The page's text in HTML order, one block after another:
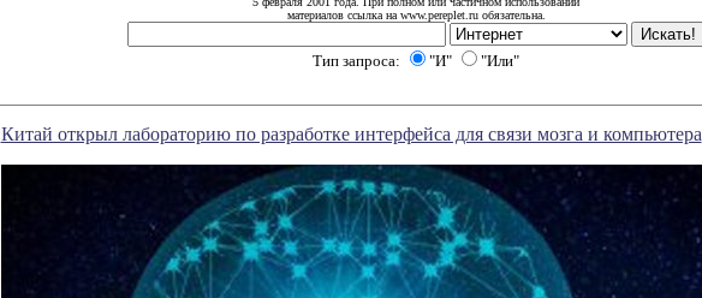
материалов ссылка на www.pereplet.ru обязательна.
Тип запроса: "И" "Или"
Китай открыл лабораторию по разработке интерфейса для связи мозга и компьютера